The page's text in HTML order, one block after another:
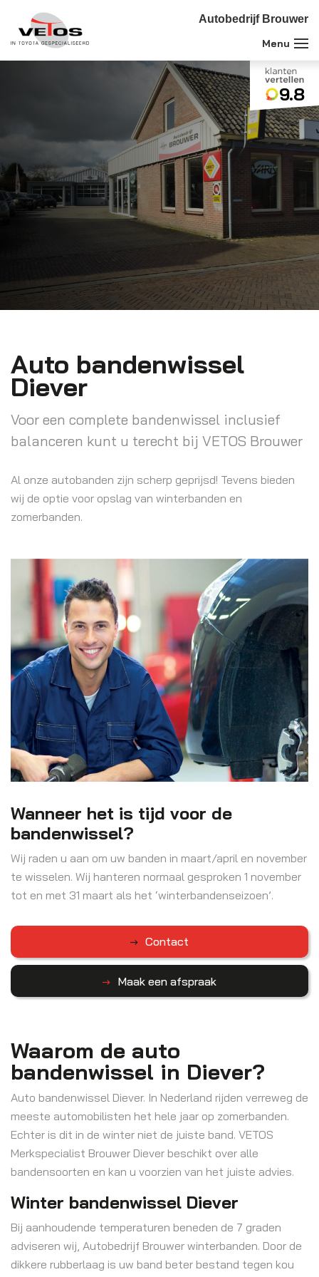
Autobedrijf Brouwer
9.8
Auto bandenwissel
Diever
Voor een complete bandenwissel inclusief
balanceren kunt u terecht bij VETOS Brouwer
Al onze autobanden zijn scherp geprijsd! Tevens bieden
wij de optie voor opslag van winterbanden en
zomerbanden.
Wanneer het is tijd voor de
bandenwissel?
Wij raden u aan om uw banden in maart/april en november
te wisselen. Wij hanteren normaal gesproken 1 november
tot en met 31 maart als het ‘winterbandenseizoen’.
Contact
Maak een afspraak
Waarom de auto
bandenwissel in Diever?
Auto bandenwissel Diever. In Nederland rijden verreweg de
meeste automobilisten het hele jaar op zomerbanden.
Echter is dit in de winter niet de juiste band. VETOS
Merkspecialist Brouwer Diever beschikt over alle
bandensoorten en kan u voorzien van het juiste advies.
Winter bandenwissel Diever
Bij aanhoudende temperaturen beneden de 7 graden
adviseren wij, Autobedrijf Brouwer winterbanden. Door de
dikkere rubberlaag is uw band beter bestand tegen kou